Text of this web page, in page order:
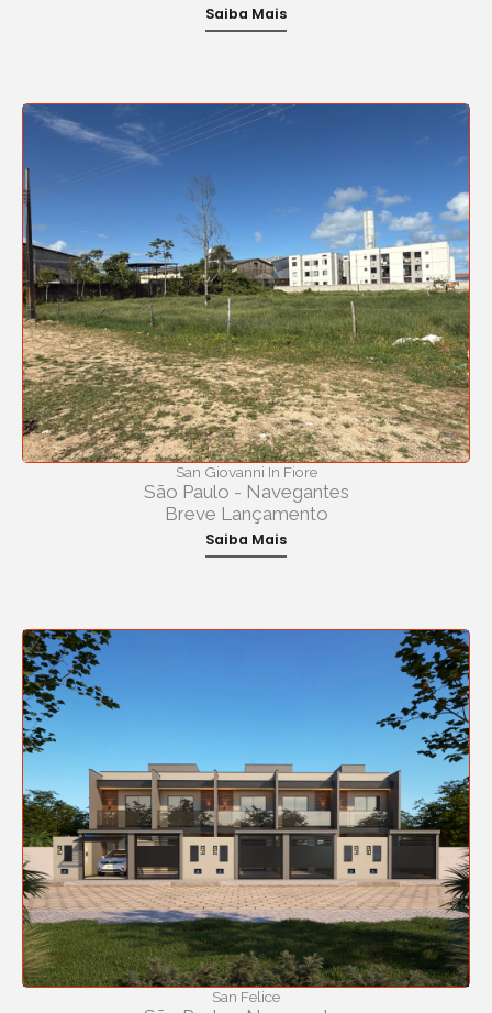
Saiba Mais
San Giovanni In Fiore
São Paulo - Navegantes
Breve Lançamento
Saiba Mais
San Felice